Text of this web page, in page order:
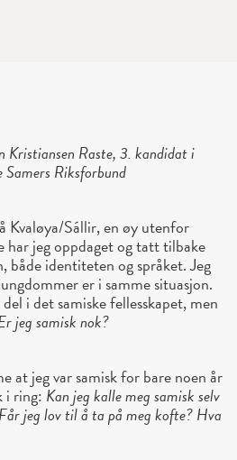
Kristiansen Raste, 3. kandidat i
Riksforbund
Kvaløya/Sállir, en øy utenfor
har jeg oppdaget og tatt tilbake
både identiteten og språket. Jeg
er i samme situasjon.
i det samiske fellesskapet, men
jeg samisk nok?
at jeg var samisk for bare noen år
i ring: Kan jeg kalle meg samisk selv
jeg lov til å ta på meg kofte? Hva